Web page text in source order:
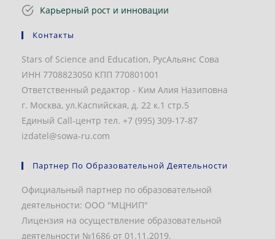
Карьерный рост и инновации
Контакты
Stars of Science and Education, РусАльянс Сова
ИНН 7708823050 КПП 770801001
Ответственный редактор - Ким Алия Назиповна
г. Москва, ул.Каспийская, д. 22 к.1 стр.5
Единый Call-центр тел. +7 (995) 309-17-87
izdatel@sowa-ru.com
Партнер По Образовательной Деятельности
Официальный партнер по образовательной
деятельности: ООО "МЦНИП"
Лицензия на осуществление образовательной
деятельности №1686 от 01.11.2019.